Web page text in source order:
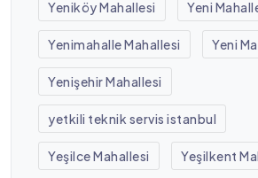
Yeniköy Mahallesi Yeni
Yenimahalle Mahallesi Yeni
Yenişehir Mahallesi
yetkili teknik servis istanbul
Yeşilce Mahallesi Yeşilkent